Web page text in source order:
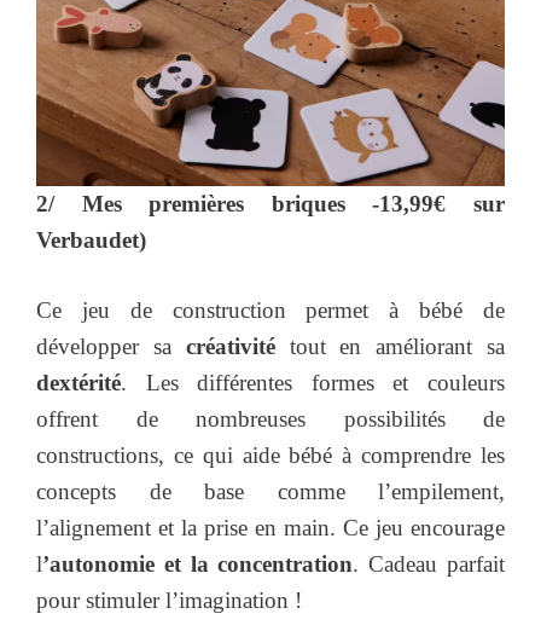
2/ Mes premières briques -13,99€ sur
Verbaudet)
Ce jeu de construction permet à bébé de
développer sacréativitétout en améliorant sa
dextérité. Les différentes formes et couleurs
offrent de nombreuses possibilités de
constructions, ce qui aide bébé à comprendre les
concepts de base comme l’empilement,
l’alignement et la prise en main. Ce jeu encourage
l’autonomie et la concentration. Cadeau parfait
pour stimuler l’imagination !